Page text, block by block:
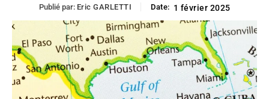
Publié par: Eric GARLETTI Date: 1 février 2025